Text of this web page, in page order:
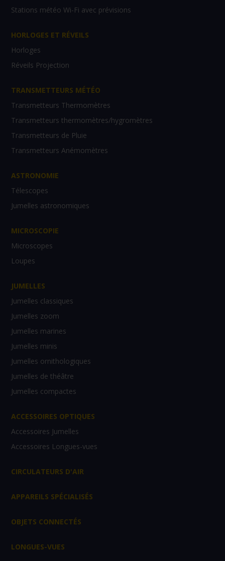
Stations météo Wi-Fi avec prévisions
HORLOGES ET RÉVEILS
Horloges
Réveils Projection
TRANSMETTEURS MÉTÉO
Transmetteurs Thermomètres
Transmetteurs thermomètres/hygromètres
Transmetteurs de Pluie
Transmetteurs Anémomètres
ASTRONOMIE
Télescopes
Jumelles astronomiques
MICROSCOPIE
Microscopes
Loupes
JUMELLES
Jumelles classiques
Jumelles zoom
Jumelles marines
Jumelles minis
Jumelles ornithologiques
Jumelles de théâtre
Jumelles compactes
ACCESSOIRES OPTIQUES
Accessoires Jumelles
Accessoires Longues-vues
CIRCULATEURS D'AIR
APPAREILS SPÉCIALISÉS
OBJETS CONNECTÉS
LONGUES-VUES